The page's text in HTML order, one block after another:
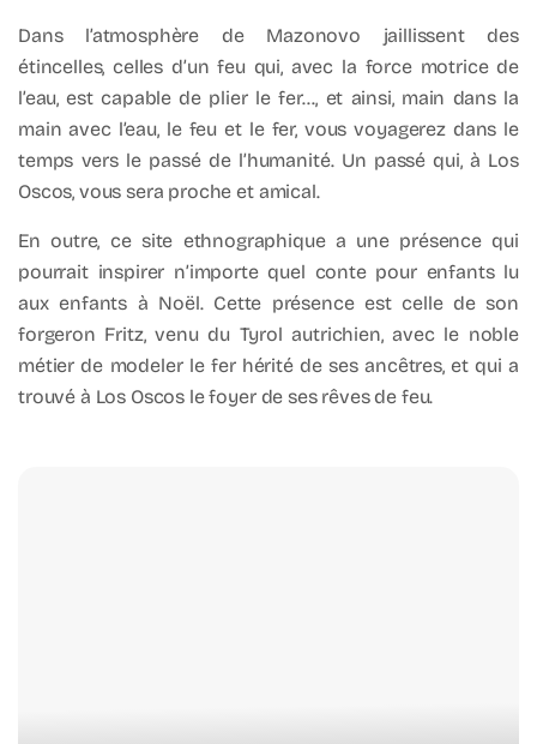
Dans l’atmosphère de Mazonovo jaillissent des
étincelles, celles d’un feu qui, avec la force motrice de
l’eau, est capable de plier le fer…, et ainsi, main dans la
main avec l’eau, le feu et le fer, vous voyagerez dans le
temps vers le passé de l’humanité. Un passé qui, à Los
Oscos, vous sera proche et amical.
En outre, ce site ethnographique a une présence qui
pourrait inspirer n’importe quel conte pour enfants lu
aux enfants à Noël. Cette présence est celle de son
forgeron Fritz, venu du Tyrol autrichien, avec le noble
métier de modeler le fer hérité de ses ancêtres, et qui a
trouvé à Los Oscos le foyer de ses rêves de feu.